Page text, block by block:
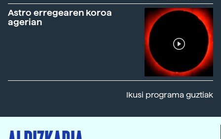
Astro erregearen koroa
agerian
Ikusi programa guztiak